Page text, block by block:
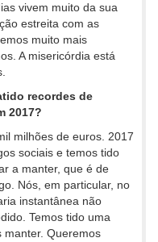
vivem muito da sua
estreita com as
muito mais
A misericórdia está
recordes de
2017?
milhões de euros. 2017
sociais e temos tido
a manter, que é de
Nós, em particular, no
instantânea não
Temos tido uma
manter. Queremos